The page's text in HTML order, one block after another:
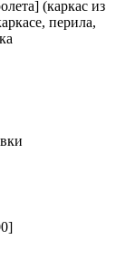
(каркас из
перила,